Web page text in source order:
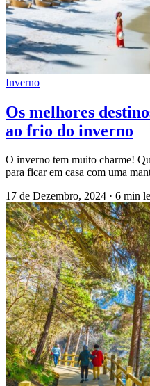
Inverno
Os melhores
ao frio do inverno
O inverno tem muito charme!
para ficar em casa com uma
17 de Dezembro, 2024 · 6 min